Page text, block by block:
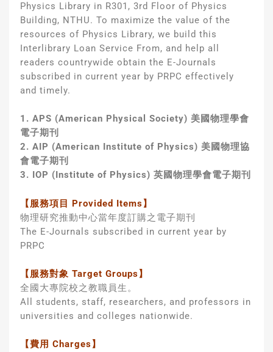
Physics Library in R301, 3rd Floor of Physics
Building, NTHU. To maximize the value of the
resources of Physics Library, we build this
Interlibrary Loan Service From, and help all
readers countrywide obtain the E-Journals
subscribed in current year by PRPC effectively
and timely.
1. APS (American Physical Society) 美國物理學會
電子期刊
2. AIP (American Institute of Physics) 美國物理協
會電子期刊
3. IOP (Institute of Physics) 英國物理學會電子期刊
【服務項目 Provided Items】
物理研究推動中心當年度訂購之電子期刊
The E-Journals subscribed in current year by
PRPC
【服務對象 Target Groups】
全國大專院校之教職員生。
All students, staff, researchers, and professors in
universities and colleges nationwide.
【費用 Charges】